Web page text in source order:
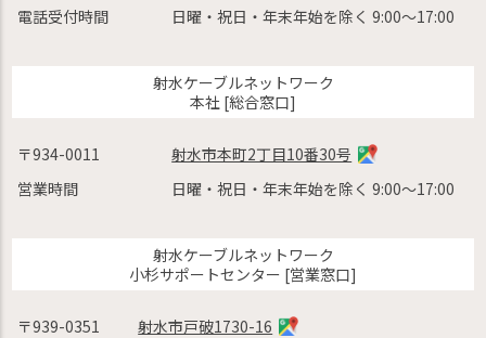
電話受付時間 日曜・祝日・年末年始を除く 9:00〜17:00
射水ケーブルネットワーク
本社 [総合窓口]
〒934-0011
射水市本町2丁目10番30号
営業時間
日曜・祝日・年末年始を除く 9:00〜17:00
射水ケーブルネットワーク
小杉サポートセンター [営業窓口]
〒939-0351
射水市戸破1730-16